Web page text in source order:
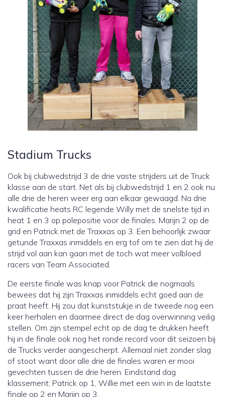
Stadium Trucks
Ook bij clubwedstrijd 3 de drie vaste strijders uit de Truck
klasse aan de start. Net als bij clubwedstrijd 1 en 2 ook nu
alle drie de heren weer erg aan elkaar gewaagd. Na drie
kwalificatie heats RC legende Willy met de snelste tijd in
heat 1 en 3 op polepositie voor de finales. Marijn 2 op de
grid en Patrick met de Traxxas op 3. Een behoorlijk zwaar
getunde Traxxas inmiddels en erg tof om te zien dat hij de
strijd vol aan kan gaan met de toch wat meer volbloed
racers van Team Associated.
De eerste finale was knap voor Patrick die nogmaals
bewees dat hij zijn Traxxas inmiddels echt goed aan de
praat heeft. Hij zou dat kunststukje in de tweede nog een
keer herhalen en daarmee direct de dag overwinning veilig
stellen. Om zijn stempel echt op de dag te drukken heeft
hij in de finale ook nog het ronde record voor dit seizoen bij
de Trucks verder aangescherpt. Allemaal niet zonder slag
of stoot want door alle drie de finales waren er mooi
gevechten tussen de drie heren. Eindstand dag
klassement; Patrick op 1, Willie met een win in de laatste
finale op 2 en Marijn op 3.